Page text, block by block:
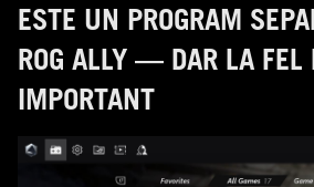
ESTE UN PROGRAM
ROG ALLY — DAR LA FEL
IMPORTANT